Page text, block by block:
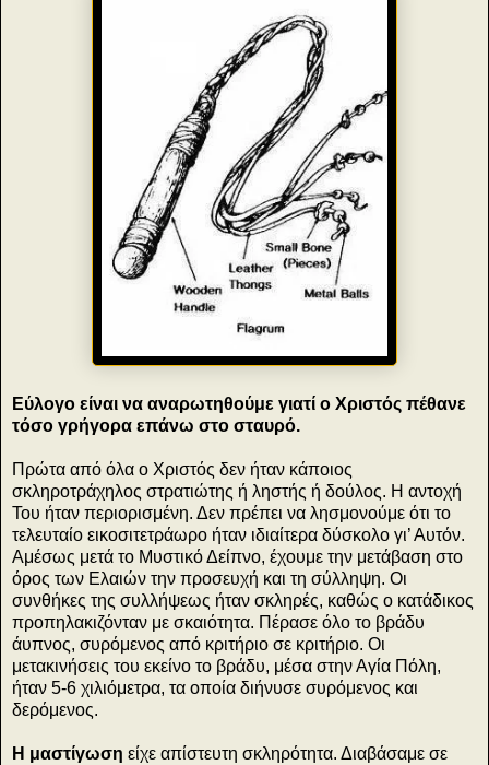
Εύλογο είναι να αναρωτηθούμε γιατί ο Χριστός πέθανε
τόσο γρήγορα επάνω στο σταυρό.
Πρώτα από όλα ο Χριστός δεν ήταν κάποιος
σκληροτράχηλος στρατιώτης ή ληστής ή δούλος. Η αντοχή
Του ήταν περιορισμένη. Δεν πρέπει να λησμονούμε ότι το
τελευταίο εικοσιτετράωρο ήταν ιδιαίτερα δύσκολο γι’ Αυτόν.
Αμέσως μετά το Μυστικό Δείπνο, έχουμε την μετάβαση στο
όρος των Ελαιών την προσευχή και τη σύλληψη. Οι
συνθήκες της συλλήψεως ήταν σκληρές, καθώς ο κατάδικος
προπηλακιζόνταν με σκαιότητα. Πέρασε όλο το βράδυ
άυπνος, συρόμενος από κριτήριο σε κριτήριο. Οι
μετακινήσεις του εκείνο το βράδυ, μέσα στην Αγία Πόλη,
ήταν 5-6 χιλιόμετρα, τα οποία διήνυσε συρόμενος και
δερόμενος.
Η μαστίγωση είχε απίστευτη σκληρότητα. Διαβάσαμε σε